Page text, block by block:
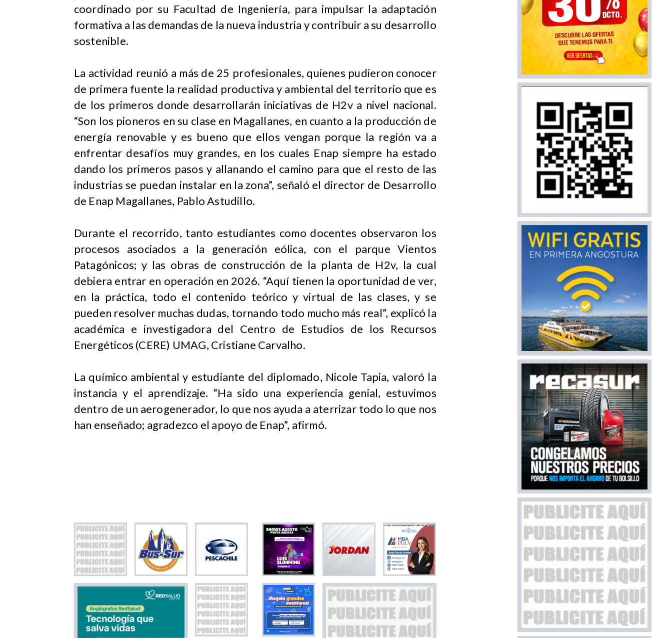
coordinado por su Facultad de Ingeniería, para impulsar la adaptación
formativa a las demandas de la nueva industria y contribuir a su desarrollo
sostenible.
La actividad reunió a más de 25 profesionales, quienes pudieron conocer
de primera fuente la realidad productiva y ambiental del territorio que es
de los primeros donde desarrollarán iniciativas de H2v a nivel nacional.
“Son los pioneros en su clase en Magallanes, en cuanto a la producción de
energía renovable y es bueno que ellos vengan porque la región va a
enfrentar desafíos muy grandes, en los cuales Enap siempre ha estado
dando los primeros pasos y allanando el camino para que el resto de las
industrias se puedan instalar en la zona”, señaló el director de Desarrollo
de Enap Magallanes, Pablo Astudillo.
Durante el recorrido, tanto estudiantes como docentes observaron los
procesos asociados a la generación eólica, con el parque Vientos
Patagónicos; y las obras de construcción de la planta de H2v, la cual
debiera entrar en operación en 2026. “Aquí tienen la oportunidad de ver,
en la práctica, todo el contenido teórico y virtual de las clases, y se
pueden resolver muchas dudas, tornando todo mucho más real”, explicó la
académica e investigadora del Centro de Estudios de los Recursos
Energéticos (CERE) UMAG, Cristiane Carvalho.
La químico ambiental y estudiante del diplomado, Nicole Tapia, valoró la
instancia y el aprendizaje. “Ha sido una experiencia genial, estuvimos
dentro de un aerogenerador, lo que nos ayuda a aterrizar todo lo que nos
han enseñado; agradezco el apoyo de Enap”, afirmó.